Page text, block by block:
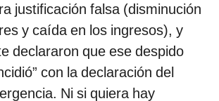
justificación falsa (disminución
y caída en los ingresos), y
declararon que ese despido
con la declaración del
Ni si quiera hay